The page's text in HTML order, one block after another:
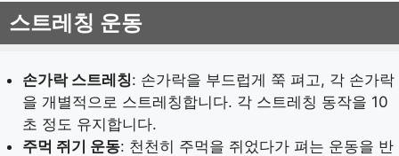
스트레칭 운동
손가락 스트레칭: 손가락을 부드럽게 쭉 펴고, 각 손가락
을 개별적으로 스트레칭합니다. 각 스트레칭 동작을 10
초 정도 유지합니다.
주먹 쥐기 운동: 천천히 주먹을 쥐었다가 펴는 운동을 반